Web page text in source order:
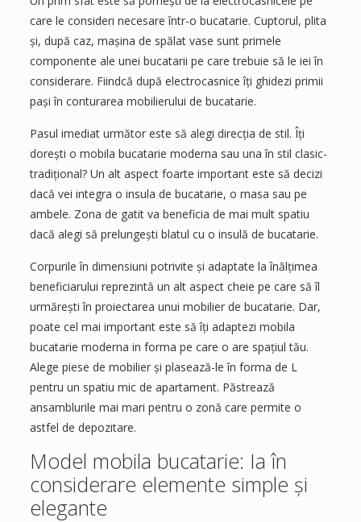
care le consideri necesare într-o bucatarie. Cuptorul, plita
și, după caz, mașina de spălat vase sunt primele
componente ale unei bucatarii pe care trebuie să le iei în
considerare. Fiindcă după electrocasnice îți ghidezi primii
pași în conturarea mobilierului de bucatarie.
Pasul imediat următor este să alegi direcția de stil. Îți
dorești o mobila bucatarie moderna sau una în stil clasic-
tradițional? Un alt aspect foarte important este să decizi
dacă vei integra o insula de bucatarie, o masa sau pe
ambele. Zona de gatit va beneficia de mai mult spatiu
dacă alegi să prelungești blatul cu o insulă de bucatarie.
Corpurile în dimensiuni potrivite și adaptate la înălțimea
beneficiarului reprezintă un alt aspect cheie pe care să îl
urmărești în proiectarea unui mobilier de bucatarie. Dar,
poate cel mai important este să îți adaptezi mobila
bucatarie moderna in forma pe care o are spațiul tău.
Alege piese de mobilier și plasează-le în forma de L
pentru un spatiu mic de apartament. Păstrează
ansamblurile mai mari pentru o zonă care permite o
astfel de depozitare.
Model mobila bucatarie: Ia în
considerare elemente simple și
elegante